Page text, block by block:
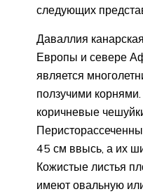
следующих
Даваллия
Европы и севере
является
ползучими
коричневые
45 см ввысь, а их
Кожистые листья
имеют овальную